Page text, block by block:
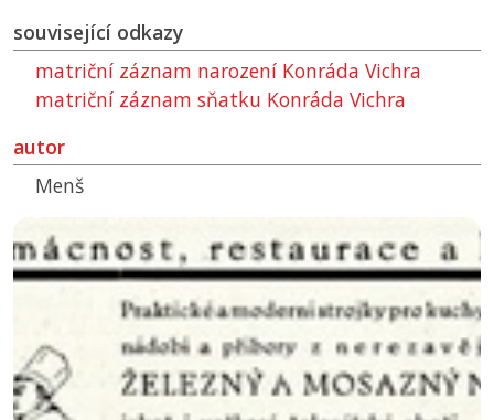
související odkazy
matriční záznam narození Konráda Vichra
matriční záznam sňatku Konráda Vichra
autor
Menš